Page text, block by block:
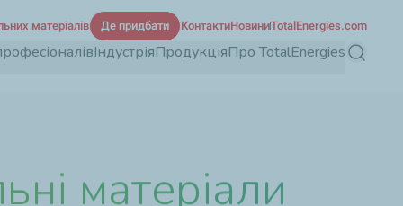
ІндустріяПродукціяПро TotalEnergies Пошук
матеріалів Де придбати КонтактиНовиниTotalEnergies.com
матеріали